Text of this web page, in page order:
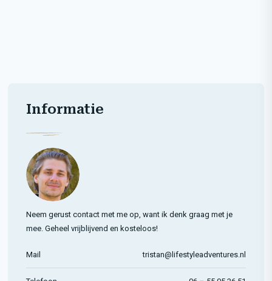
Informatie
Neem gerust contact met me op, want ik denk graag met je
mee. Geheel vrijblijvend en kosteloos!
Mail tristan@lifestyleadventures.nl